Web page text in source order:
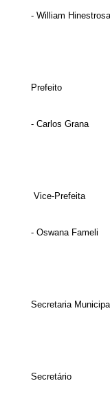
- William
Prefeito
- Carlos Grana
Vice-Prefeita
- Oswana Fameli
Secretaria
Secretário